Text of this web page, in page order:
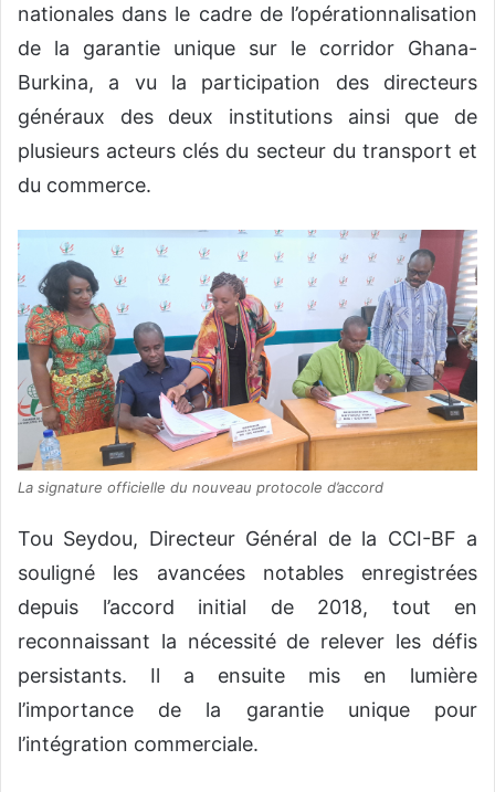
nationales dans le cadre de l’opérationnalisation
de la garantie unique sur le corridor Ghana-
Burkina, a vu la participation des directeurs
généraux des deux institutions ainsi que de
plusieurs acteurs clés du secteur du transport et
du commerce.
La signature officielle du nouveau protocole d’accord
Tou Seydou, Directeur Général de la CCI-BF a
souligné les avancées notables enregistrées
depuis l’accord initial de 2018, tout en
reconnaissant la nécessité de relever les défis
persistants. Il a ensuite mis en lumière
l’importance de la garantie unique pour
l’intégration commerciale.